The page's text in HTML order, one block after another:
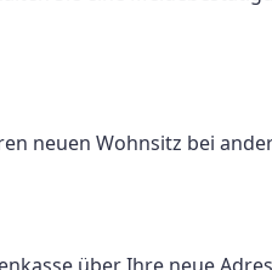
neuen Wohnsitz bei